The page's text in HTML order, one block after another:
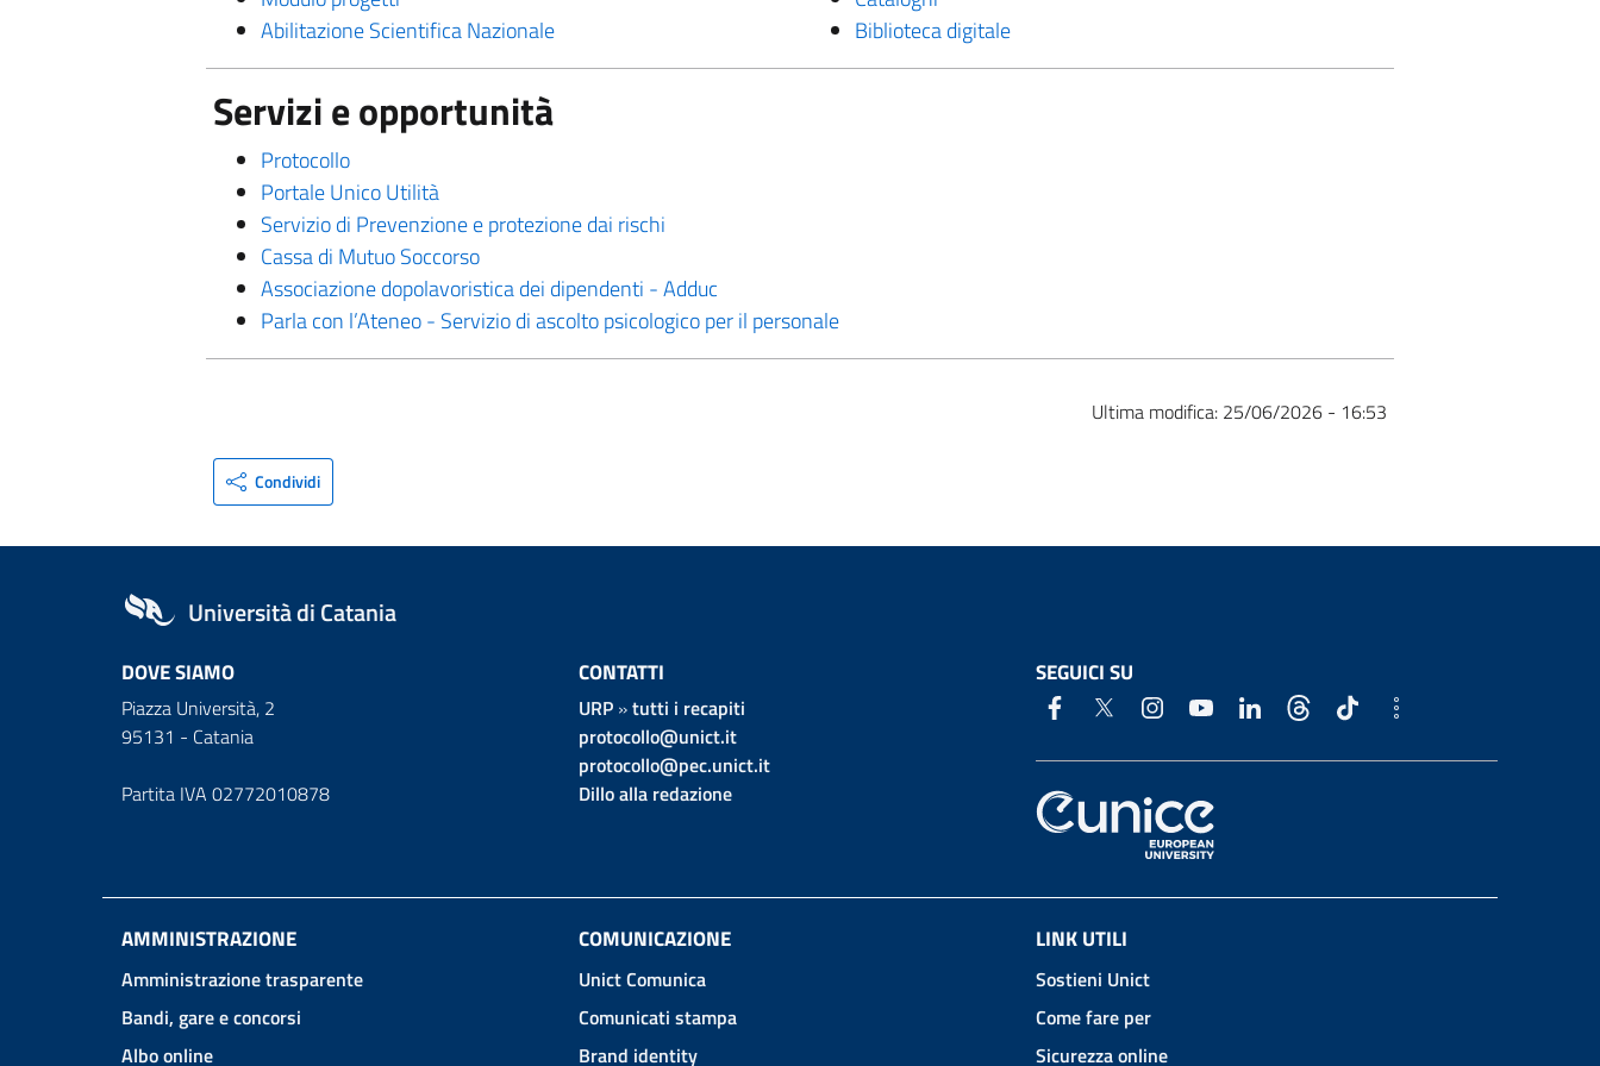
Abilitazione Scientifica Nazionale
Biblioteca digitale
Servizi e opportunità
Protocollo
Portale Unico Utilità
Servizio di Prevenzione e protezione dai rischi
Cassa di Mutuo Soccorso
Associazione dopolavoristica dei dipendenti - Adduc
Parla con l’Ateneo - Servizio di ascolto psicologico per il personale
Ultima modifica: 25/06/2026 - 16:53
Condividi
Università di Catania
DOVE SIAMO
Piazza Università, 2
95131 - Catania
Partita IVA 02772010878
CONTATTI
URP»tutti i recapiti
protocollo@unict.it
protocollo@pec.unict.it
Dillo alla redazione
SEGUICI SU
AMMINISTRAZIONE
Amministrazione trasparente
Bandi, gare e concorsi
Albo online
COMUNICAZIONE
Unict Comunica
Comunicati stampa
Brand identity
LINK UTILI
Sostieni Unict
Come fare per
Sicurezza online